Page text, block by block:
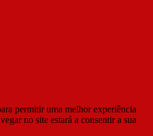
permitir uma melhor experiência
no site estará a consentir a sua